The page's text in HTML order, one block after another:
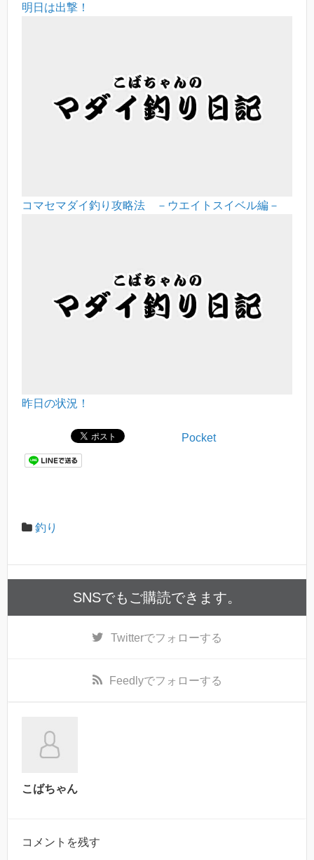
明日は出撃！
コマセマダイ釣り攻略法 －ウエイトスイベル編－
昨日の状況！
Pocket
釣り
SNSでもご購読できます。
Twitterでフォローする
Feedlyでフォローする
こばちゃん
コメントを残す